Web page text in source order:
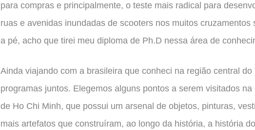
para compras e principalmente, o teste mais radical para
ruas e avenidas inundadas de scooters nos muitos
a pé, acho que tirei meu diploma de Ph.D nessa área de
Ainda viajando com a brasileira que conheci na região central
programas juntos. Elegemos alguns pontos a serem visitados
de Ho Chi Minh, que possui um arsenal de objetos, pinturas,
mais artefatos que construíram, ao longo da história, a história